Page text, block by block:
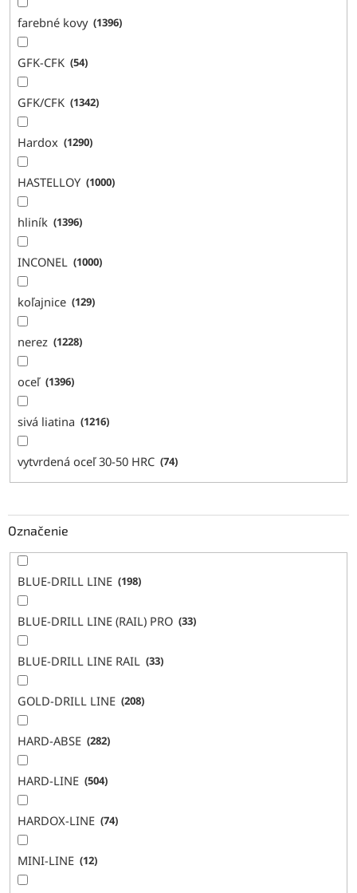
farebné kovy 1396
GFK-CFK 54
GFK/CFK 1342
Hardox 1290
HASTELLOY 1000
hliník 1396
INCONEL 1000
koľajnice 129
nerez 1228
oceľ 1396
sivá liatina 1216
vytvrdená oceľ 30-50 HRC 74
Označenie
BLUE-DRILL LINE 198
BLUE-DRILL LINE (RAIL) PRO 33
BLUE-DRILL LINE RAIL 33
GOLD-DRILL LINE 208
HARD-ABSE 282
HARD-LINE 504
HARDOX-LINE 74
MINI-LINE 12